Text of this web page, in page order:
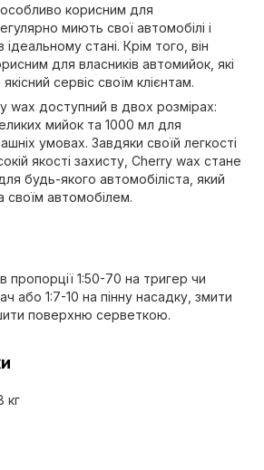
корисним для
миють свої автомобілі і
стані. Крім того, він
для власників автомийок, які
сервіс своїм клієнтам.
wax доступний в двох розмірах:
мийок та 1000 мл для
умовах. Завдяки своїй легкості
якості захисту, Cherry wax стане
будь-якого автомобіліста, який
своїм автомобілем.
1:50-70 на тригер чи
або 1:7-10 на пінну насадку, змити
поверхню серветкою.
кг